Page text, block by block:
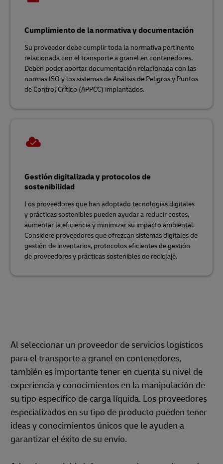
Cumplimiento de la normativa y documentación
Su proveedor debe cumplir toda la normativa pertinente
relacionada con el transporte a granel en contenedores.
Deben poder aportar documentación relacionada con las
normas ISO y los sistemas de Análisis de Peligros y Puntos
de Control Crítico (APPCC) implantados.
Gestión digitalizada y protocolos de
sostenibilidad
Los proveedores que han adoptado tecnologías digitales
y prácticas sostenibles pueden ayudar a reducir costes,
aumentar la eficiencia y minimizar su impacto ambiental.
Considere proveedores que ofrezcan sistemas digitales de
gestión de inventarios, protocolos eficientes de gestión
de proveedores y prácticas sostenibles de reciclaje.
Al seleccionar un proveedor de servicios logísticos
para el transporte a granel en contenedores,
también es importante tener en cuenta su nivel de
experiencia y conocimientos en la manipulación de
su tipo específico de carga líquida. Los proveedores
especializados en su tipo de producto pueden tener
ideas y conocimientos únicos que le ayuden a
garantizar el éxito de su envío.